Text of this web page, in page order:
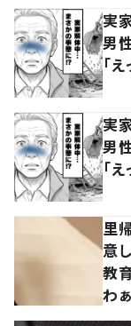
実
男
「え
実
男
「え
里
意
教
わ